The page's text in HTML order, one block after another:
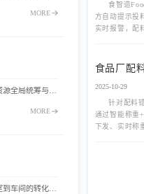
MORE
MORE
FoodMES打通研发与生产数据链，支持试产工艺一键转量产、参数自动继承与版本追溯。消除数据孤岛，大幅缩短新品从实验室到车间的转化周期，助力食品企业抢占市场先机。
食智造
方自动提示投
实时报警，配
食品厂配
2025-10-29
针对配料
通过智能称重
下发、实时称